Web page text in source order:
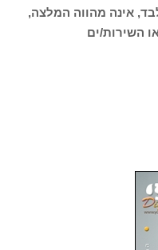
אינה מהווה המלצה,
השירות/ים